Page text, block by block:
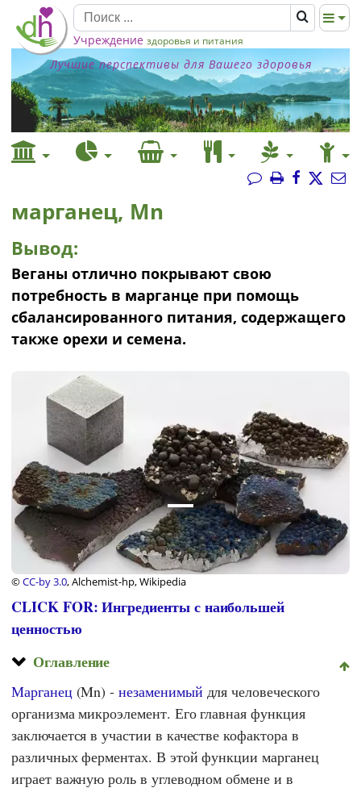
Учреждение здоровья и питания
Лучшие перспективы для Вашего здоровья
марганец, Mn
Вывод:
Веганы отлично покрывают свою
потребность в марганце при помощь
сбалансированного питания, содержащего
также орехи и семена.
©CC-by 3.0, Alchemist-hp, Wikipedia
CLICK FOR: Ингредиенты с наибольшей
ценностью
Оглавление
Марганец (Mn) -незаменимый для человеческого
организма микроэлемент. Его главная функция
заключается в участии в качестве кофактора в
различных ферментах. В этой функции марганец
играет важную роль в углеводном обмене и в